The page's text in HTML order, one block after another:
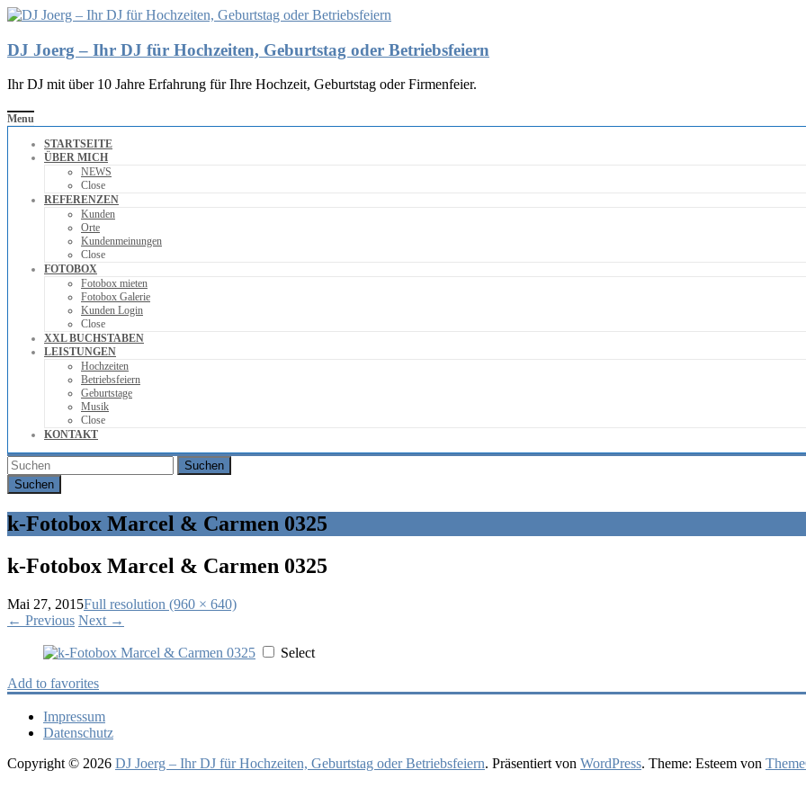
DJ Joerg – Ihr DJ für Hochzeiten, Geburtstag oder Betriebsfeiern
Ihr DJ mit über 10 Jahre Erfahrung für Ihre Hochzeit, Geburtstag oder Firmenfeier.
Menu
STARTSEITE
ÜBER MICH
NEWS
Close
REFERENZEN
Kunden
Orte
Kundenmeinungen
Close
FOTOBOX
Fotobox mieten
Fotobox Galerie
Kunden Login
Close
XXL BUCHSTABEN
LEISTUNGEN
Hochzeiten
Betriebsfeiern
Geburtstage
Musik
Close
KONTAKT
Suchen
k-Fotobox Marcel & Carmen 0325
k-Fotobox Marcel & Carmen 0325
Mai 27, 2015Full resolution (960 × 640)
← Previous Next →
Select
Add to favorites
Impressum
Datenschutz
Copyright © 2026 DJ Joerg – Ihr DJ für Hochzeiten, Geburtstag oder Betriebsfeiern. Präsentiert von WordPress. Theme: Esteem von